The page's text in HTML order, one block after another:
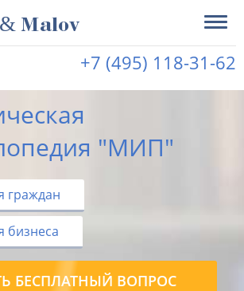
& Malov
+7 (495) 118-31-62
"МИП"
граждан
бизнеса
БЕСПЛАТНЫЙ ВОПРОС